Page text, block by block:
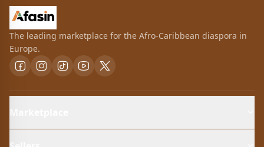
The leading marketplace for the Afro-Caribbean diaspora in
Europe.